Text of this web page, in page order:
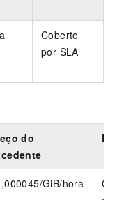
Coberto
por SLA
do
/GiB/hora